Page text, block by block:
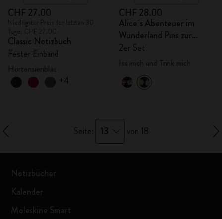
CHF 27.00
Classic Notizbuch
Fester Einband
+4
CHF 28.00
Alice´s Abenteuer im
Wunderland Pins zur
Personalisierung
2er Set
Seite: 13 von 18
Notizbücher
Kalender
Moleskine Smart